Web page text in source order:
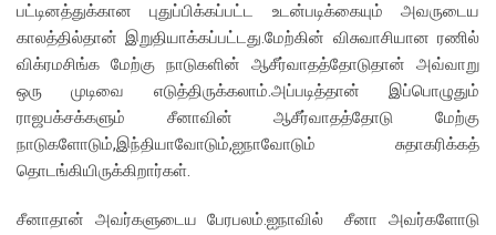
பட்டினத்துக்கான புதுப்பிக்கப்பட்ட உடன்படிக்கையும் அவருடைய
காலத்தில்தான் இறுதியாக்கப்பட்டது.மேற்கின் விசுவாசியான ரணில்
விக்ரமசிங்க மேற்கு நாடுகளின் ஆசீர்வாதத்தோடுதான் அவ்வாறு
ஒரு முடிவை எடுத்திருக்கலாம்.அப்படித்தான் இப்பொழுதும்
ராஜபக்சக்களும் சீனாவின் ஆசீர்வாதத்தோடு மேற்கு
நாடுகளோடும்,இந்தியாவோடும்,ஐநாவோடும் சுதாகரிக்கத்
தொடங்கியிருக்கிறார்கள்.
சீனாதான் அவர்களுடைய பேரபலம்.ஐநாவில் சீனா அவர்களோடு